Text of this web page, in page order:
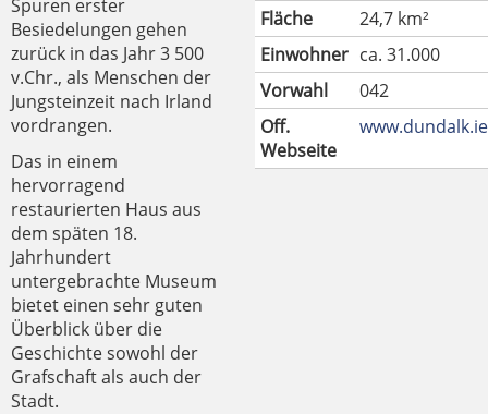
Spuren erster
Besiedelungen gehen
zurück in das Jahr 3 500
v.Chr., als Menschen der
Jungsteinzeit nach Irland
vordrangen.
Das in einem
hervorragend
restaurierten Haus aus
dem späten 18.
Jahrhundert
untergebrachte Museum
bietet einen sehr guten
Überblick über die
Geschichte sowohl der
Grafschaft als auch der
Stadt.
Fläche
24,7 km²
Einwohner ca. 31.000
Vorwahl
042
Off.
Webseite
www.dundalk.ie